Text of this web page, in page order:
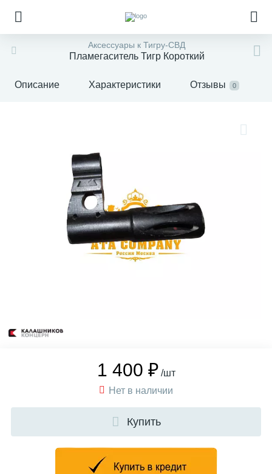
Аксессуары к Тигру-СВД
Пламегаситель Тигр Короткий
Описание Характеристики Отзывы 0
1 400 ₽ /шт
Нет в наличии
Купить